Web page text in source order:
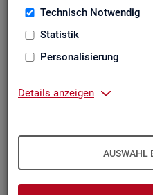
Technisch Notwendig
Statistik
Personalisierung
Details anzeigen
AUSWAHL